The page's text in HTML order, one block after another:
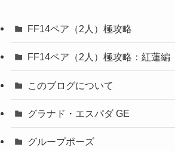
FF14ペア（2人）極攻略
FF14ペア（2人）極攻略：紅蓮編
このブログについて
グラナド・エスパダ GE
グループポーズ